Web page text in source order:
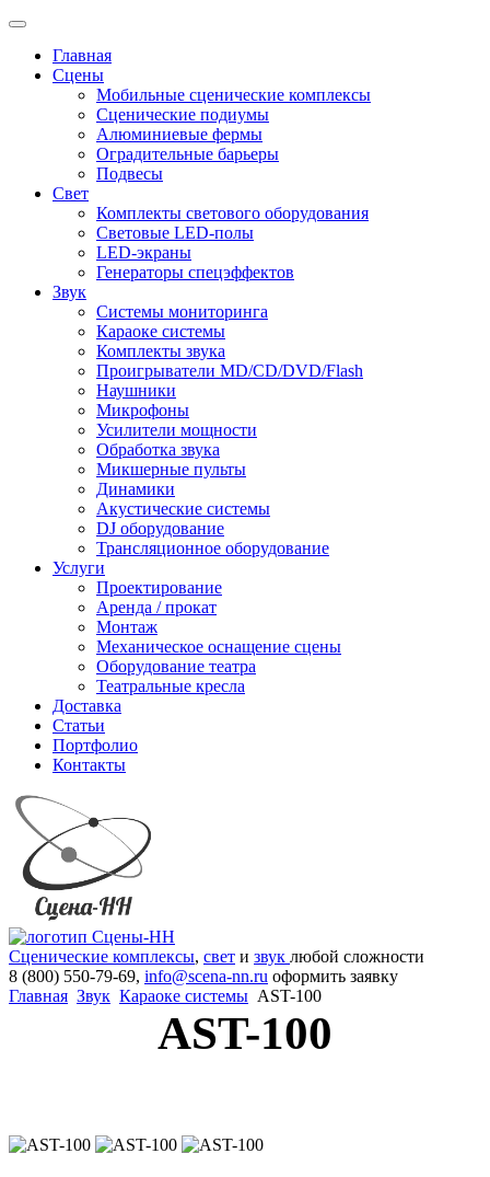
Главная
Сцены
Мобильные сценические комплексы
Сценические подиумы
Алюминиевые фермы
Оградительные барьеры
Подвесы
Свет
Комплекты светового оборудования
Световые LED-полы
LED-экраны
Генераторы спецэффектов
Звук
Системы мониторинга
Караоке системы
Комплекты звука
Проигрыватели MD/CD/DVD/Flash
Наушники
Микрофоны
Усилители мощности
Обработка звука
Микшерные пульты
Динамики
Акустические системы
DJ оборудование
Трансляционное оборудование
Услуги
Проектирование
Аренда / прокат
Монтаж
Механическое оснащение сцены
Оборудование театра
Театральные кресла
Доставка
Статьи
Портфолио
Контакты
Сценические комплексы, свет и звук любой сложности
8 (800) 550-79-69, info@scena-nn.ru оформить заявку
Главная Звук Караоке системы AST-100
AST-100
являлась
такжеприбавить